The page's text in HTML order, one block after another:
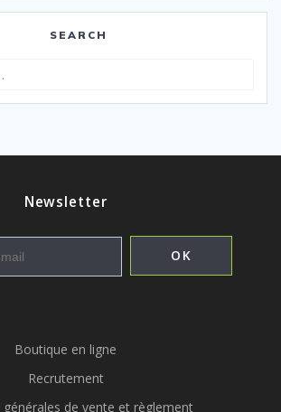
SEARCH
:
Newsletter
Boutique en ligne
Recrutement
générales de vente et règlement